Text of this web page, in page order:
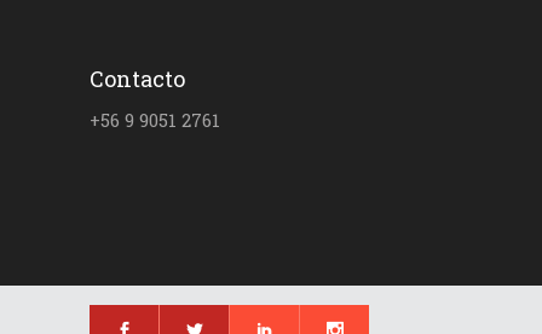
Contacto
+56 9 9051 2761